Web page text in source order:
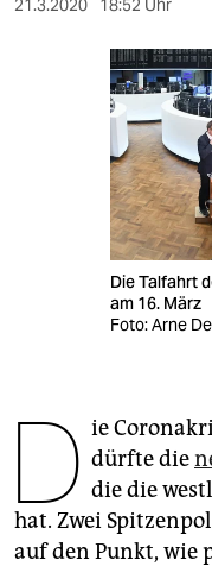
wahrheit
veranstaltungen
genossenschaft
epaper login
21.3.2020 18:52 Uhr
Die Talfahrt
am 16. März
Foto: Arne
D ie
dürfte die
die die
hat. Zwei
auf den Punkt, wie